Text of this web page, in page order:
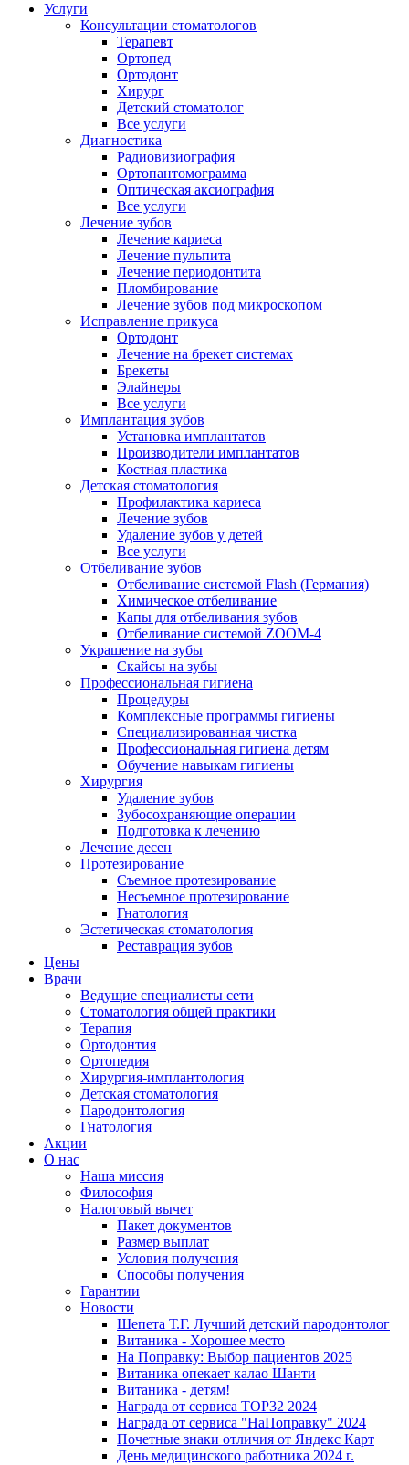
Услуги
Консультации стоматологов
Терапевт
Ортопед
Ортодонт
Хирург
Детский стоматолог
Все услуги
Диагностика
Радиовизиография
Ортопантомограмма
Оптическая аксиография
Все услуги
Лечение зубов
Лечение кариеса
Лечение пульпита
Лечение периодонтита
Пломбирование
Лечение зубов под микроскопом
Исправление прикуса
Ортодонт
Лечение на брекет системах
Брекеты
Элайнеры
Все услуги
Имплантация зубов
Установка имплантатов
Производители имплантатов
Костная пластика
Детская стоматология
Профилактика кариеса
Лечение зубов
Удаление зубов у детей
Все услуги
Отбеливание зубов
Отбеливание системой Flash (Германия)
Химическое отбеливание
Капы для отбеливания зубов
Отбеливание системой ZOOM-4
Украшение на зубы
Скайсы на зубы
Профессиональная гигиена
Процедуры
Комплексные программы гигиены
Специализированная чистка
Профессиональная гигиена детям
Обучение навыкам гигиены
Хирургия
Удаление зубов
Зубосохраняющие операции
Подготовка к лечению
Лечение десен
Протезирование
Съемное протезирование
Несъемное протезирование
Гнатология
Эстетическая стоматология
Реставрация зубов
Цены
Врачи
Ведущие специалисты сети
Стоматология общей практики
Терапия
Ортодонтия
Ортопедия
Хирургия-имплантология
Детская стоматология
Пародонтология
Гнатология
Акции
О нас
Наша миссия
Философия
Налоговый вычет
Пакет документов
Размер выплат
Условия получения
Способы получения
Гарантии
Новости
Шепета Т.Г. Лучший детский пародонтолог
Витаника - Хорошее место
На Поправку: Выбор пациентов 2025
Витаника опекает калао Шанти
Витаника - детям!
Награда от сервиса TOP32 2024
Награда от сервиса "НаПоправку" 2024
Почетные знаки отличия от Яндекс Карт
День медицинского работника 2024 г.